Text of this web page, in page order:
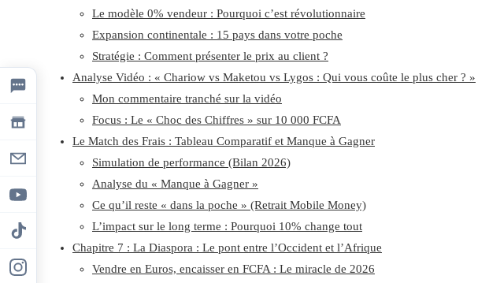
Le modèle 0% vendeur : Pourquoi c’est révolutionnaire
Expansion continentale : 15 pays dans votre poche
Stratégie : Comment présenter le prix au client ?
Analyse Vidéo : « Chariow vs Maketou vs Lygos : Qui vous coûte le plus cher ? »
Mon commentaire tranché sur la vidéo
Focus : Le « Choc des Chiffres » sur 10 000 FCFA
Le Match des Frais : Tableau Comparatif et Manque à Gagner
Simulation de performance (Bilan 2026)
Analyse du « Manque à Gagner »
Ce qu’il reste « dans la poche » (Retrait Mobile Money)
L’impact sur le long terme : Pourquoi 10% change tout
Chapitre 7 : La Diaspora : Le pont entre l’Occident et l’Afrique
Vendre en Euros, encaisser en FCFA : Le miracle de 2026